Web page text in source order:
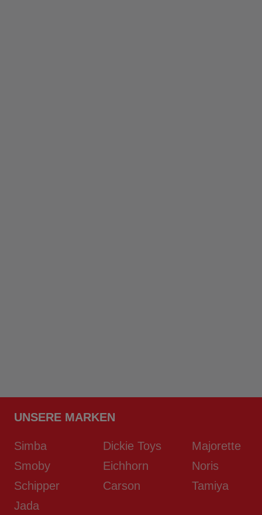
UNSERE MARKEN
Simba Dickie Toys
Majorette
Smoby
Eichhorn
Noris
Schipper
Carson
Tamiya
Jada